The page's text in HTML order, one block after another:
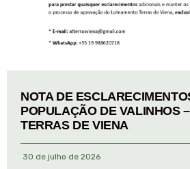
NOTA DE
POPULAÇÃO DE VALINHOS
TERRAS DE VIENA
30 de julho de 2026